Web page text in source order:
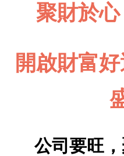
聚財於
開啟財富
公司要旺